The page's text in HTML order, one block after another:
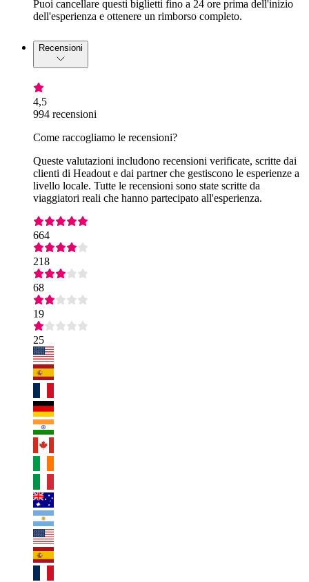
Puoi cancellare questi biglietti fino a 24 ore prima dell'inizio
dell'esperienza e ottenere un rimborso completo.
Recensioni
4,5
994 recensioni
Come raccogliamo le recensioni?
Queste valutazioni includono recensioni verificate, scritte dai
clienti di Headout e dai partner che gestiscono le esperienze a
livello locale. Tutte le recensioni sono state scritte da
viaggiatori reali che hanno partecipato all'esperienza.
664
218
68
19
25